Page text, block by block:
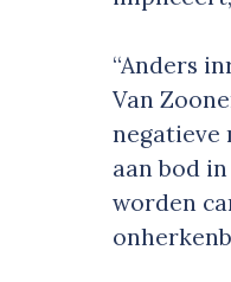
“Anders
Van
negatieve
aan bod
worden